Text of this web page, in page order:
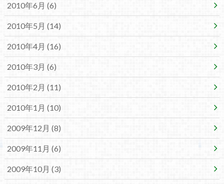
2010年6月 (6)
2010年5月 (14)
2010年4月 (16)
2010年3月 (6)
2010年2月 (11)
2010年1月 (10)
2009年12月 (8)
2009年11月 (6)
2009年10月 (3)